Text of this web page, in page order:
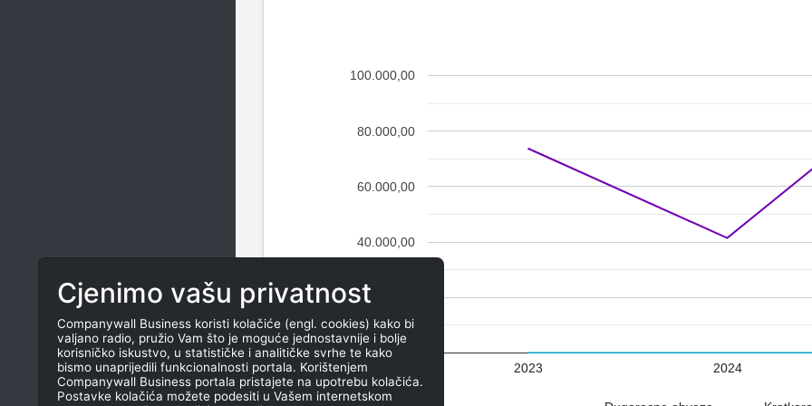
2023 2024
0,00
20.000,00
40.000,00
60.000,00
80.000,00
100.000,00
Cjenimo vašu privatnost
Companywall Business koristi kolačiće (engl. cookies) kako bi
valjano radio, pružio Vam što je moguće jednostavnije i bolje
korisničko iskustvo, u statističke i analitičke svrhe te kako
bismo unaprijedili funkcionalnosti portala. Korištenjem
Companywall Business portala pristajete na upotrebu kolačića.
Postavke kolačića možete podesiti u Vašem internetskom